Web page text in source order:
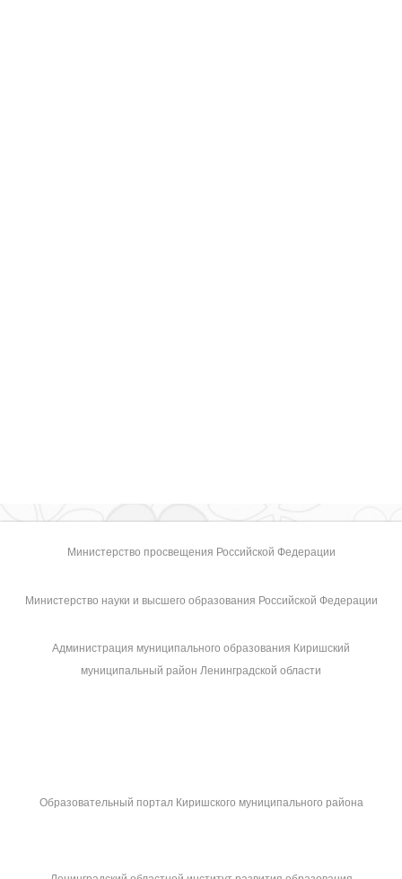
Министерство просвещения Российской Федерации
Министерство науки и высшего образования Российской Федерации
Администрация муниципального образования Киришский
муниципальный район Ленинградской области
Образовательный портал Киришского муниципального района